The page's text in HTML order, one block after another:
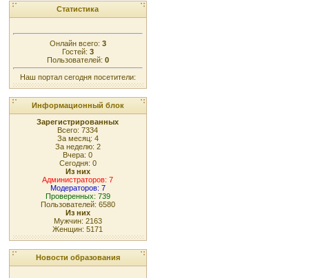
Статистика
Онлайн всего: 3
Гостей: 3
Пользователей: 0
Наш портал сегодня посетители:
Информационный блок
Зарегистрированных
Всего: 7334
За месяц: 4
За неделю: 2
Вчера: 0
Сегодня: 0
Из них
Администраторов: 7
Модераторов: 7
Проверенных: 739
Пользователей: 6580
Из них
Мужчин: 2163
Женщин: 5171
Новости образования